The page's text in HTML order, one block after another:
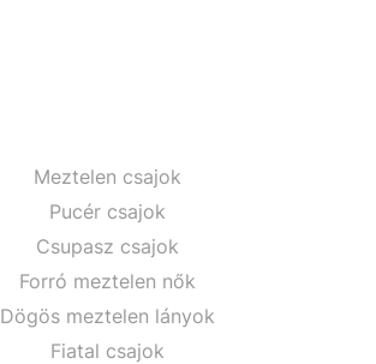
Meztelen csajok
Pucér csajok
Csupasz csajok
Forró meztelen nők
Dögös meztelen lányok
Fiatal csajok